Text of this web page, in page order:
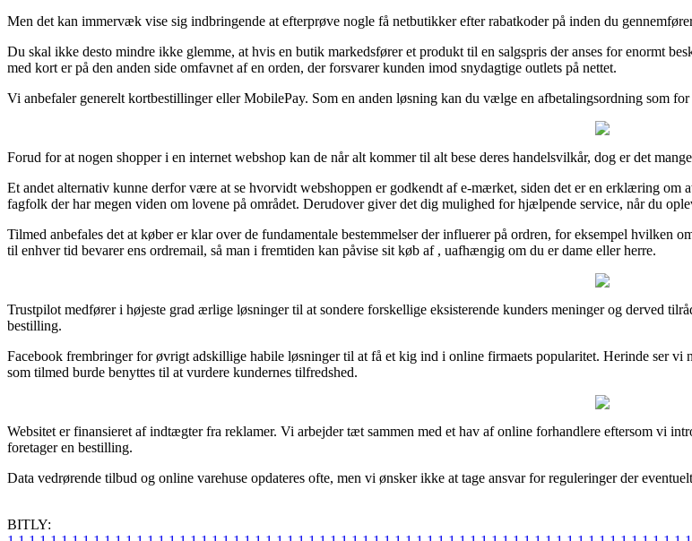
Men det kan immervæk vise sig indbringende at efterprøve nogle få netbutikker efter rabatkoder på inden du
Du skal ikke desto mindre ikke glemme, at hvis en butik markedsfører et produkt til en salgspris der anses for enormt
med kort er på den anden side omfavnet af en orden, der forsvarer kunden imod snydagtige outlets på nettet.
Vi anbefaler generelt kortbestillinger eller MobilePay. Som en anden løsning kan du vælge en afbetalingsordning som
Forud for at nogen shopper i en internet webshop kan de når alt kommer til alt bese deres handelsvilkår, dog er det
Et andet alternativ kunne derfor være at se hvorvidt webshoppen er godkendt af e-mærket, siden det er en erklæring om
fagfolk der har megen viden om lovene på området. Derudover giver det dig mulighed for hjælpende service, når du
Tilmed anbefales det at køber er klar over de fundamentale bestemmelser der influerer på ordren, for eksempel hvilken
til enhver tid bevarer ens ordremail, så man i fremtiden kan påvise sit køb af , uafhængig om du er dame eller herre.
Trustpilot medfører i højeste grad ærlige løsninger til at sondere forskellige eksisterende kunders meninger og derved
bestilling.
Facebook frembringer for øvrigt adskillige habile løsninger til at få et kig ind i online firmaets popularitet. Herinde ser
som tilmed burde benyttes til at vurdere kundernes tilfredshed.
Websitet er finansieret af indtægter fra reklamer. Vi arbejder tæt sammen med et hav af online forhandlere eftersom vi
foretager en bestilling.
Data vedrørende tilbud og online varehuse opdateres ofte, men vi ønsker ikke at tage ansvar for reguleringer der
BITLY: